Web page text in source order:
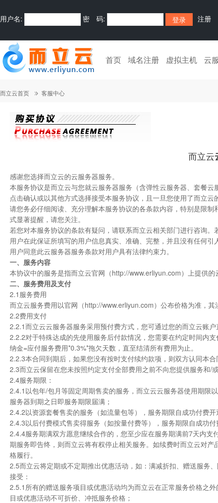
用户名: 密 码: 注册
首页 域名注册 虚拟主机 云
而立云首页 客服中心
而立云
感谢您选择而立云的云服务器服务。
本服务协议是而立云与您就云服务器服务（含弹性云服务器、套餐
点击确认或以其他方式选择接受本服务协议，且一旦您使用了而立
请您务必仔细阅读、充分理解本服务协议的各条款内容，特别是限
式显著提醒，请您关注。
若您对本服务协议的条款有疑问，请联系而立云相关部门进行咨询
用户在此保证所填写的用户信息真实、准确、完整，并且没有任何引
用户同意此云服务器服务条款对用户具有法律约束力。
一、服务内容
本协议中的服务是指而立云官网（http://www.erliyun.com）上提供
二、服务费用及支付
2.1服务费用
而立云服务费用以官网（http://www.erliyun.com）公布价格为准，
2.2费用支付
2.2.1而立云云服务器服务采用预付费方式，您可通过您的而立云账
2.2.2对于特殊达成的先使用服务后付款情况，您需要在约定时间内
纳金=应付服务费用*0.3%*拖欠天数，直至结清所有费用为止。
2.2.3本合同到期后，如果您没有按时支付续约款项，则双方认同本
2.3而立云保留在您未按照约定支付全部费用之前不向您提供服务和/
2.4服务期限：
2.4.1以包年/包月等固定周期售卖的服务，而立云云服务器使用期限
服务器到期之日即服务期限届满；
2.4.2以资源套餐售卖的服务（如流量包等），服务期限自成功付费
2.4.3以后付费模式售卖得服务（如按量付费等），服务期限自成功
2.4.4服务期满双方愿意继续合作的，您至少应在服务期满前7天内
期服务即告终，则而立云将有权停止相关服务。如续费时而立云对
格履行。
2.5而立云将定期或不定期推出优惠活动，如：满减折扣、赠送服务
接受：
2.5.1所有的赠送服务项目或优惠活动均为而立云在正常服务价格之
目或优惠活动不可折价、冲抵服务价格；